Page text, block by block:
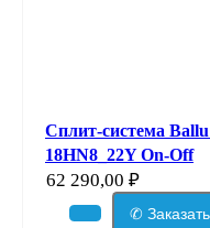
Сплит-система
18HN8_22Y On-Off
62 290,00 ₽
✆ Заказать